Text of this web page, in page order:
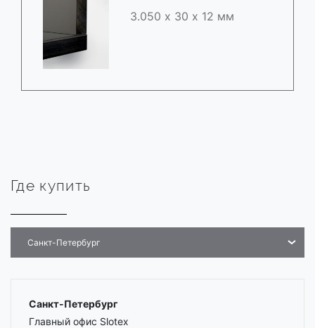
3.050 х 30 х 12 мм
Где купить
Санкт-Петербург
Санкт-Петербург
Главный офис Slotex